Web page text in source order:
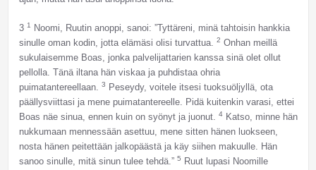
3 1
Noomi, Ruutin anoppi, sanoi: ”Tyttäreni, minä tahtoisin hankkia
sinulle oman kodin, jotta elämäsi olisi turvattua. 2 Onhan meillä
sukulaisemme Boas, jonka palvelijattarien kanssa sinä olet ollut
pellolla. Tänä iltana hän viskaa ja puhdistaa ohria
puimatantereellaan. 3
Peseydy, voitele itsesi tuoksuöljyllä, ota
päällysviittasi ja mene puimatantereelle. Pidä kuitenkin varasi, ettei
Boas näe sinua, ennen kuin on syönyt ja juonut. 4Katso, minne hän
nukkumaan mennessään asettuu, mene sitten hänen luokseen,
nosta hänen peitettään jalkopäästä ja käy siihen makuulle. Hän
sanoo sinulle, mitä sinun tulee tehdä.” 5
Ruut lupasi Noomille